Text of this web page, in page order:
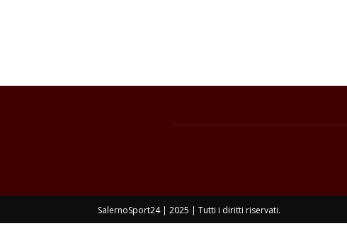
SalernoSport24 | 2025 | Tutti i diritti riservati.